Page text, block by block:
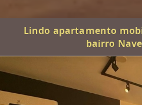
Lindo apartamento
bairro